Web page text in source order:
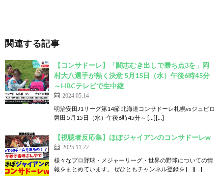
関連する記事
【コンサドーレ】「闘志むき出しで勝ち点3を」岡
村大八選手が熱く決意 5月15日（水）午後6時45分
～HBCテレビで生中継
2024.05.14
明治安田J1リーグ第14節 北海道コンサドーレ札幌vsジュビロ
磐田 5月15日（水）午後6時45分～ […][…]
【視聴者反応集】ほぼジャイアンのコンサドーレw
2025.11.22
様々なプロ野球・メジャーリーグ・世界の野球についての情
報をまとめています。 ぜひともチャンネル登録を […][…]